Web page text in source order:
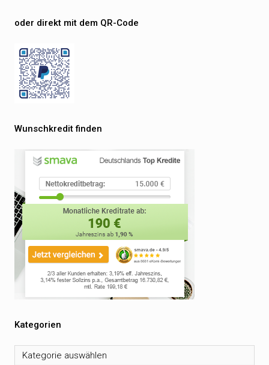
oder direkt mit dem QR-Code
Wunschkredit finden
Kategorien
Kategorien